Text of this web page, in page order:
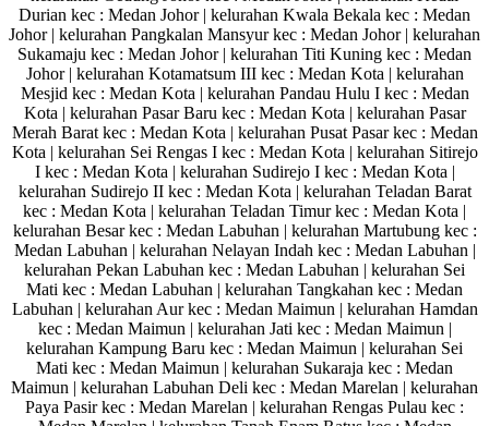
Durian kec : Medan Johor | kelurahan Kwala Bekala kec : Medan
Johor | kelurahan Pangkalan Mansyur kec : Medan Johor | kelurahan
Sukamaju kec : Medan Johor | kelurahan Titi Kuning kec : Medan
Johor | kelurahan Kotamatsum III kec : Medan Kota | kelurahan
Mesjid kec : Medan Kota | kelurahan Pandau Hulu I kec : Medan
Kota | kelurahan Pasar Baru kec : Medan Kota | kelurahan Pasar
Merah Barat kec : Medan Kota | kelurahan Pusat Pasar kec : Medan
Kota | kelurahan Sei Rengas I kec : Medan Kota | kelurahan Sitirejo
I kec : Medan Kota | kelurahan Sudirejo I kec : Medan Kota |
kelurahan Sudirejo II kec : Medan Kota | kelurahan Teladan Barat
kec : Medan Kota | kelurahan Teladan Timur kec : Medan Kota |
kelurahan Besar kec : Medan Labuhan | kelurahan Martubung kec :
Medan Labuhan | kelurahan Nelayan Indah kec : Medan Labuhan |
kelurahan Pekan Labuhan kec : Medan Labuhan | kelurahan Sei
Mati kec : Medan Labuhan | kelurahan Tangkahan kec : Medan
Labuhan | kelurahan Aur kec : Medan Maimun | kelurahan Hamdan
kec : Medan Maimun | kelurahan Jati kec : Medan Maimun |
kelurahan Kampung Baru kec : Medan Maimun | kelurahan Sei
Mati kec : Medan Maimun | kelurahan Sukaraja kec : Medan
Maimun | kelurahan Labuhan Deli kec : Medan Marelan | kelurahan
Paya Pasir kec : Medan Marelan | kelurahan Rengas Pulau kec :